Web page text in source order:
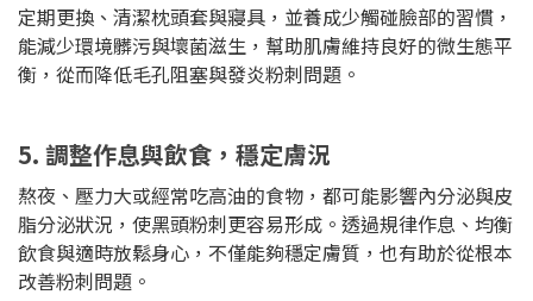
定期更換、清潔枕頭套與寢具，並養成少觸碰臉部的習慣，
能減少環境髒污與壞菌滋生，幫助肌膚維持良好的微生態平
衡，從而降低毛孔阻塞與發炎粉刺問題。
5. 調整作息與飲食，穩定膚況
熬夜、壓力大或經常吃高油的食物，都可能影響內分泌與皮
脂分泌狀況，使黑頭粉刺更容易形成。透過規律作息、均衡
飲食與適時放鬆身心，不僅能夠穩定膚質，也有助於從根本
改善粉刺問題。